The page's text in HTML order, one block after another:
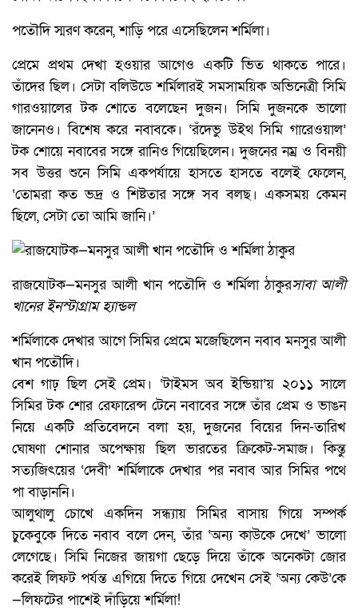
পতৌদি স্মরণ করেন, শাড়ি পরে এসেছিলেন শর্মিলা।
প্রেমে প্রথম দেখা হওয়ার আগেও একটি ভিত থাকতে পারে।
তাঁদের ছিল। সেটা বলিউডে শর্মিলারই সমসাময়িক অভিনেত্রী সিমি
গারওয়ালের টক শোতে বলেছেন দুজন। সিমি দুজনকে ভালো
জানেনও। বিশেষ করে নবাবকে। ‘রঁদেভু উইথ সিমি গারেওয়াল’
টক শোয়ে নবাবের সঙ্গে রানিও গিয়েছিলেন। দুজনের নম্র ও বিনয়ী
সব উত্তর শুনে সিমি একপর্যায়ে হাসতে হাসতে বলেই ফেলেন,
‘তোমরা কত ভদ্র ও শিষ্টতার সঙ্গে সব বলছ। একসময় কেমন
ছিলে, সেটা তো আমি জানি।’
রাজযোটক—মনসুর আলী খান পতৌদি ও শর্মিলা ঠাকুরসাবা আলী
খানের ইনস্টাগ্রাম হ্যান্ডল
শর্মিলাকে দেখার আগে সিমির প্রেমে মজেছিলেন নবাব মনসুর আলী
খান পতৌদি।
বেশ গাঢ় ছিল সেই প্রেম। ‘টাইমস অব ইন্ডিয়া’য় ২০১১ সালে
সিমির টক শোর রেফারেন্স টেনে নবাবের সঙ্গে তাঁর প্রেম ও ভাঙন
নিয়ে একটি প্রতিবেদনে বলা হয়, দুজনের বিয়ের দিন-তারিখ
ঘোষণা শোনার অপেক্ষায় ছিল ভারতের ক্রিকেট-সমাজ। কিন্তু
সত্যজিৎয়ের ‘দেবী’ শর্মিলাকে দেখার পর নবাব আর সিমির পথে
পা বাড়াননি।
আলুথালু চোখে একদিন সন্ধ্যায় সিমির বাসায় গিয়ে সম্পর্ক
চুকেবুকে দিতে নবাব বলে দেন, তাঁর ‘অন্য কাউকে দেখে’ ভালো
লেগেছে। সিমি নিজের জায়গা ছেড়ে দিয়ে তাঁকে অনেকটা জোর
করেই লিফট পর্যন্ত এগিয়ে দিতে গিয়ে দেখেন সেই ‘অন্য কেউ’কে
—লিফটের পাশেই দাঁড়িয়ে শর্মিলা!